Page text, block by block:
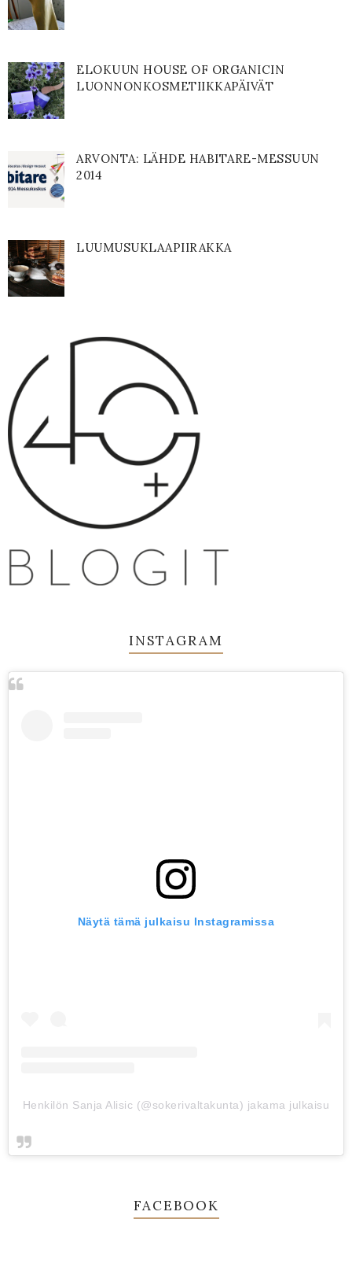
ELOKUUN HOUSE OF ORGANICIN
LUONNONKOSMETIIKKAPÄIVÄT
ARVONTA: LÄHDE HABITARE-MESSUUN
2014
LUUMUSUKLAAPIIRAKKA
INSTAGRAM
Näytä tämä julkaisu Instagramissa
Henkilön Sanja Alisic (@sokerivaltakunta) jakama julkaisu
FACEBOOK